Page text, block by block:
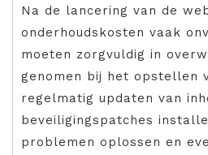
Na de lancering van de
onderhoudskosten vaak
moeten zorgvuldig in
genomen bij het opstellen
regelmatig updaten van
beveiligingspatches
problemen oplossen en